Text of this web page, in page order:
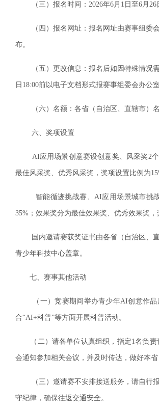
（三）报名时间：2026年6月1日至6月26
（四）报名网址：报名网址由赛事组委会
布。
（五）更改信息：报名后如因特殊情况需
日18:00前以电子文档形式报赛事组委会办公
（六）名额：各省（自治区、直辖市）名
六、奖项设置
AI应用场景创意赛设创意奖、风采奖2个
最佳风采奖、优秀风采奖，奖项设置比例为
智能循迹挑战赛、AI应用场景城市挑战
35%；效果奖分为最佳效果奖、优秀效果奖
国内邀请赛获奖证书由各省（自治区、直
青少年科技中心盖章。
七、赛事其他活动
（一）竞赛期间举办青少年AI创意作品
合“AI+科普”等方面开展科普活动。
（二）请各单位认真组织，指定1名负责
会通知参加相关会议，并及时传达，做好本
（三）邀请赛不安排接送服务，请自行报
守纪律，确保往返交通安全。